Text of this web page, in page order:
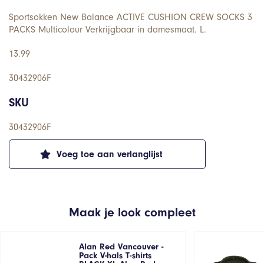
Voeg toe aan verlanglijst
Sportsokken New Balance ACTIVE CUSHION CREW SOCKS 3
PACKS Multicolour Verkrijgbaar in damesmaat. L.
13.99
30432906F
SKU
30432906F
Maak je look compleet
Alan Red Vancouver -
Pack V-hals T-shirts